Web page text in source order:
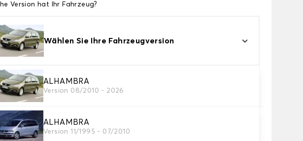
Version hat Ihr Fahrzeug?
Wählen Sie Ihre Fahrzeugversion
ALHAMBRA
Version 08/2010 - 2026
ALHAMBRA
Version 11/1995 - 07/2010
Sie das Material Ihres Autofussmatten
Auswahl
Sie die Anzahl der Automatten, die Sie benötigen.